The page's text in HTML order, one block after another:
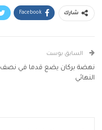
شارك Facebook
السابق بوست
نهضة بركان يضع قدما في نصف
النهائي